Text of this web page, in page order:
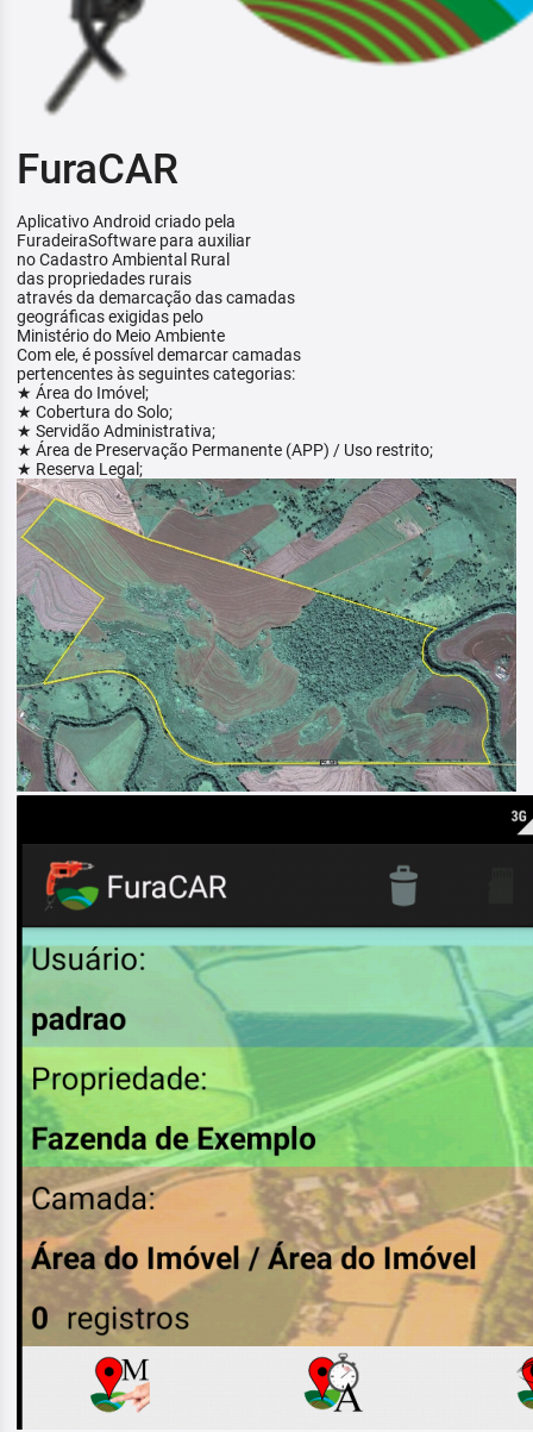
FuraCAR
Aplicativo Android criado pela
FuradeiraSoftware para auxiliar
no Cadastro Ambiental Rural
das propriedades rurais
através da demarcação das camadas
geográficas exigidas pelo
Ministério do Meio Ambiente
Com ele, é possível demarcar camadas
pertencentes às seguintes categorias:
★ Área do Imóvel;
★ Cobertura do Solo;
★ Servidão Administrativa;
★ Área de Preservação Permanente (APP) / Uso restrito;
★ Reserva Legal;